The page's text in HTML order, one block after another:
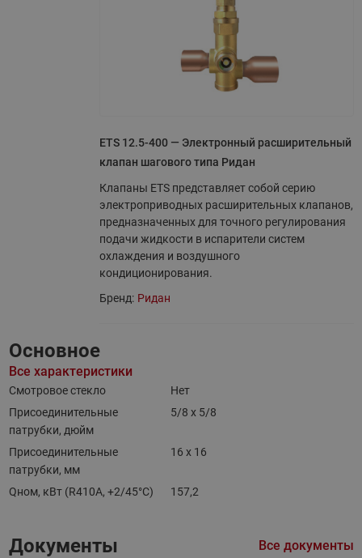
ETS 12.5-400 — Электронный расширительный
клапан шагового типа Ридан
Клапаны ETS представляет собой серию
электроприводных расширительных клапанов,
предназначенных для точного регулирования
подачи жидкости в испарители систем
охлаждения и воздушного
кондиционирования.
Бренд: Ридан
Основное
Все характеристики
Смотровое стекло
Нет
Присоединительные
патрубки, дюйм
5/8 x 5/8
Присоединительные
патрубки, мм
16 x 16
Qном, кВт (R410A, +2/45°C) 157,2
Документы Все документы